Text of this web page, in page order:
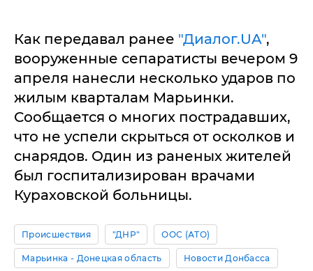
Как передавал ранее "Диалог.UA",
вооруженные сепаратисты вечером 9
апреля нанесли несколько ударов по
жилым кварталам Марьинки.
Сообщается о многих пострадавших,
что не успели скрыться от осколков и
снарядов. Один из раненых жителей
был госпитализирован врачами
Кураховской больницы.
Происшествия "ДНР" ООС (АТО)
Марьинка - Донецкая область Новости Донбасса